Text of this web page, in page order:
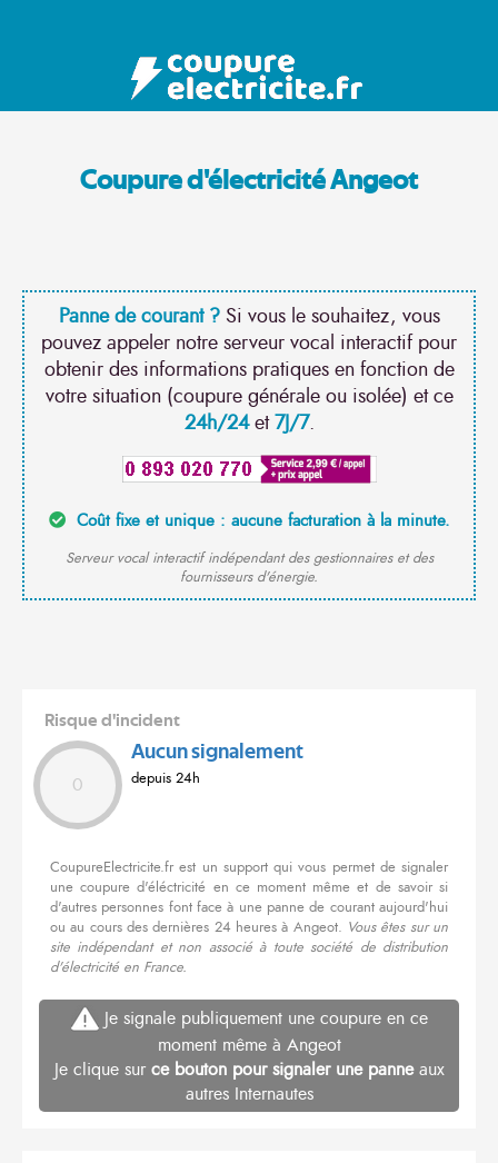
Coupure d'électricité Angeot
Panne de courant ?Si vous le souhaitez, vous
pouvez appeler notre serveur vocal interactif pour
obtenir des informations pratiques en fonction de
votre situation (coupure générale ou isolée) et ce
24h/24et7J/7.
Coût fixe et unique : aucune facturation à la minute.
Serveur vocal interactif indépendant des gestionnaires et des
fournisseurs d'énergie.
Risque d'incident
0
Aucun signalement
depuis 24h
CoupureElectricite.fr est un support qui vous permet de signaler
une coupure d'éléctricité en ce moment même et de savoir si
d'autres personnes font face à une panne de courant aujourd'hui
ou au cours des dernières 24 heures à Angeot. Vous êtes sur un
site indépendant et non associé à toute société de distribution
d'électricité en France.
Je signale publiquement une coupure en ce
moment même à Angeot
Je clique sur ce bouton pour signaler une panneaux
autres Internautes